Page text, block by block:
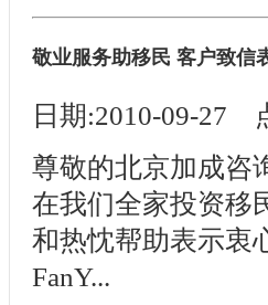
敬业服务助移民 客户致信
日期:2010-09-27
尊敬的北京加成咨
在我们全家投资移
和热忱帮助表示衷
FanY...